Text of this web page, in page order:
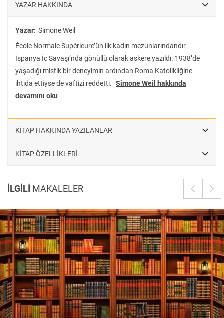
YAZAR HAKKINDA
Yazar: Simone Weil
École Normale Supérieure’ün ilk kadın mezunlarındandır.
İspanya İç Savaşı’nda gönüllü olarak askere yazıldı. 1938’de
yaşadığı mistik bir deneyimin ardından Roma Katolikliğine
ihtida ettiyse de vaftizi reddetti. Simone Weil hakkında
devamını oku
KİTAP HAKKINDA YAZILANLAR
KİTAP ÖZELLİKLERİ
İLGİLİ MAKALELER